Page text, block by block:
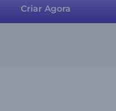
Criar Agora